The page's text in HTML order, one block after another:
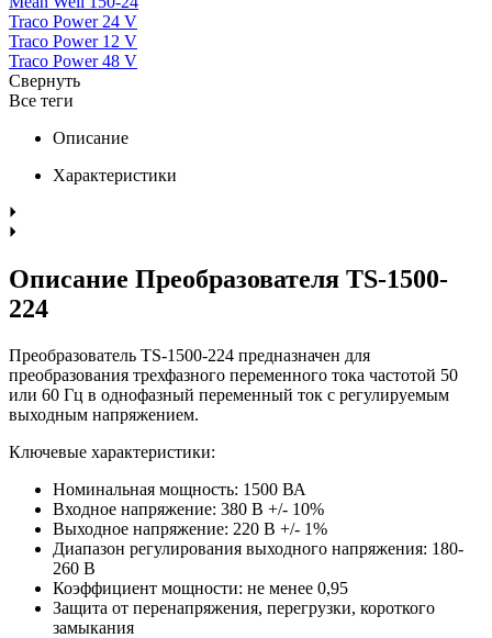
Traco Power 24 V
Traco Power 12 V
Traco Power 48 V
Свернуть
Все теги
Описание
Характеристики
Описание Преобразователя TS-1500-
224
Преобразователь TS-1500-224 предназначен для
преобразования трехфазного переменного тока частотой 50
или 60 Гц в однофазный переменный ток с регулируемым
выходным напряжением.
Ключевые характеристики:
Номинальная мощность: 1500 ВА
Входное напряжение: 380 В +/- 10%
Выходное напряжение: 220 В +/- 1%
Диапазон регулирования выходного напряжения: 180-
260 В
Коэффициент мощности: не менее 0,95
Защита от перенапряжения, перегрузки, короткого
замыкания